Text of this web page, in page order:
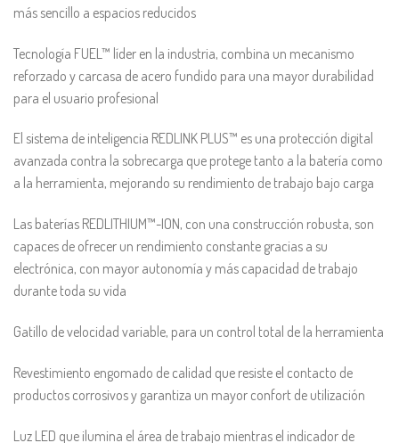
más sencillo a espacios reducidos
Tecnología FUEL™ líder en la industria, combina un mecanismo
reforzado y carcasa de acero fundido para una mayor durabilidad
para el usuario profesional
El sistema de inteligencia REDLINK PLUS™ es una protección digital
avanzada contra la sobrecarga que protege tanto a la batería como
a la herramienta, mejorando su rendimiento de trabajo bajo carga
Las baterías REDLITHIUM™-ION, con una construcción robusta, son
capaces de ofrecer un rendimiento constante gracias a su
electrónica, con mayor autonomía y más capacidad de trabajo
durante toda su vida
Gatillo de velocidad variable, para un control total de la herramienta
Revestimiento engomado de calidad que resiste el contacto de
productos corrosivos y garantiza un mayor confort de utilización
Luz LED que ilumina el área de trabajo mientras el indicador de